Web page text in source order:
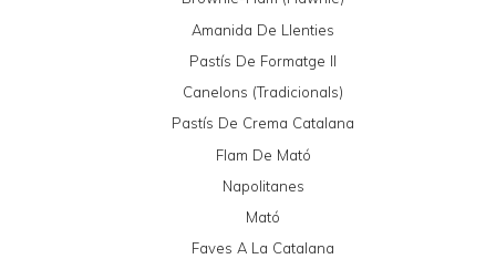
Amanida De Llenties
Pastís De Formatge II
Canelons (tradicionals)
Pastís De Crema Catalana
Flam De Mató
Napolitanes
Mató
Faves A La Catalana